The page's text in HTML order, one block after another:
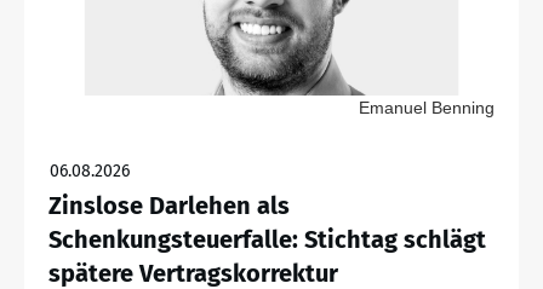
Emanuel Benning
06.08.2026
Zinslose Darlehen als
Schenkungsteuerfalle: Stichtag schlägt
spätere Vertragskorrektur